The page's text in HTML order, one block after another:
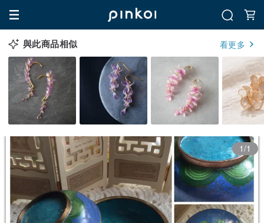
與此商品相似 看更多
1/1